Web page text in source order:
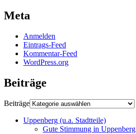
Meta
Anmelden
Eintrags-Feed
Kommentar-Feed
WordPress.org
Beiträge
Beiträge
Uppenberg (u.a. Stadtteile)
Gute Stimmung in Uppenberg